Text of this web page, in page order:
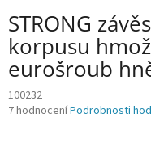
STRONG
korpusu
eurošroub
100232
Průměrné
7 hodnoceníPodrobnosti